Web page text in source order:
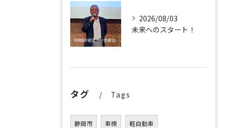
2026/08/03
未来へのスタート！
タグ Tags
静岡市 車検 軽自動車